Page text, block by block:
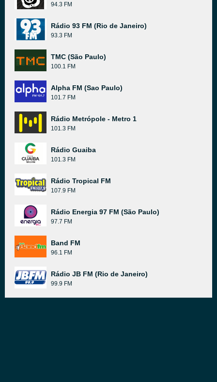
94.3 FM
Rádio 93 FM (Rio de Janeiro)
93.3 FM
TMC (São Paulo)
100.1 FM
Alpha FM (Sao Paulo)
101.7 FM
Rádio Metrópole - Metro 1
101.3 FM
Rádio Guaiba
101.3 FM
Rádio Tropical FM
107.9 FM
Rádio Energia 97 FM (São Paulo)
97.7 FM
Band FM
96.1 FM
Rádio JB FM (Rio de Janeiro)
99.9 FM